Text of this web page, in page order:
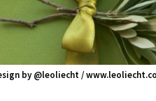
by @leoliecht /